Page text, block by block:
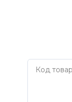
Код
Нет